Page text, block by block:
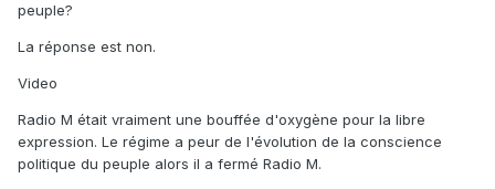
peuple?
La réponse est non.
Video
Radio M était vraiment une bouffée d'oxygène pour la libre
expression. Le régime a peur de l'évolution de la conscience
politique du peuple alors il a fermé Radio M.